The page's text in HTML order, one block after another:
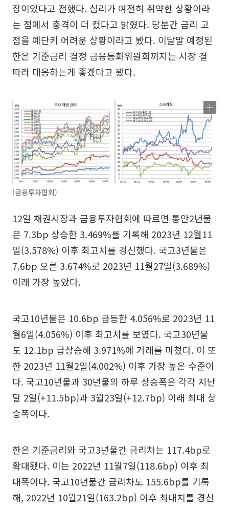
장이었다고 전했다. 심리가 여전히 취약한 상황이라
는 점에서 충격이 더 컸다고 밝혔다. 당분간 금리 고
점을 예단키 어려운 상황이라고 봤다. 이달말 예정된
한은 기준금리 결정 금융통화위원회까지는 시장 결
따라 대응하는게 좋겠다고 봤다.
(금융투자협회)
12일 채권시장과 금융투자협회에 따르면 통안2년물
은 7.3bp 상승한 3.469%를 기록해 2023년 12월11
일(3.578%) 이후 최고치를 경신했다. 국고3년물은
7.6bp 오른 3.674%로 2023년 11월27일(3.689%)
이래 가장 높았다.
국고10년물은 10.6bp 급등한 4.056%로 2023년 11
월6일(4.056%) 이후 최고치를 보였다. 국고30년물
도 12.1bp 급상승해 3.971%에 거래를 마쳤다. 이 또
한 2023년 11월2일(4.002%) 이후 가장 높은 수준이
다. 국고10년물과 30년물의 하루 상승폭은 각각 지난
달 2일(+11.5bp)과 3월23일(+12.7bp) 이래 최대 상
승폭이다.
한은 기준금리와 국고3년물간 금리차는 117.4bp로
확대됐다. 이는 2022년 11월7일(118.6bp) 이후 최
대폭이다. 국고10년물간 금리차도 155.6bp를 기록
해, 2022년 10월21일(163.2bp) 이후 최대치를 경신